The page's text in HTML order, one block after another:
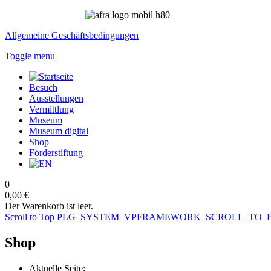
Allgemeine Geschäftsbedingungen
Toggle menu
Besuch
Ausstellungen
Vermittlung
Museum
Museum digital
Shop
Förderstiftung
0
0,00 €
Der Warenkorb ist leer.
Scroll to Top
Shop
Aktuelle Seite: